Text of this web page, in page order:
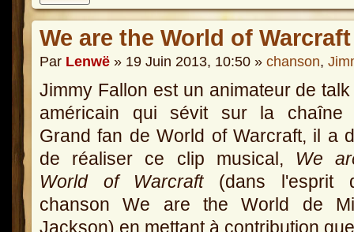
We are the World of Warcraft
Par Lenwë » 19 Juin 2013, 10:50 » chanson,
Jimmy Fallon est un animateur de
américain qui sévit sur la chaîne
Grand fan de World of Warcraft, il a
de réaliser ce clip musical, We
World of Warcraft(dans l'esprit
chanson We are the World de
Jackson) en mettant à contribution